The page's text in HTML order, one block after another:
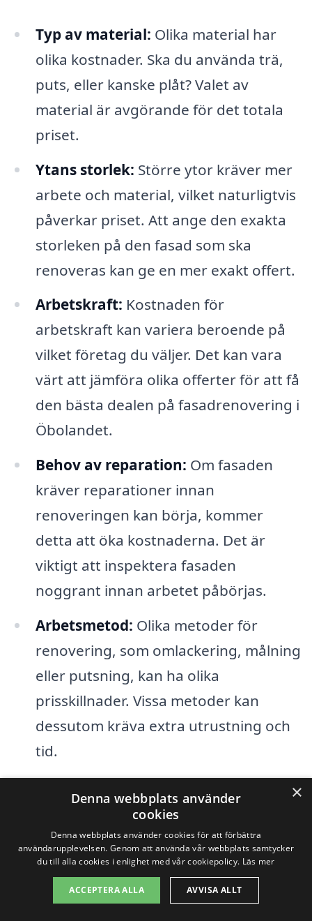
Typ av material: Olika material har
olika kostnader. Ska du använda trä,
puts, eller kanske plåt? Valet av
material är avgörande för det totala
priset.
Ytans storlek: Större ytor kräver mer
arbete och material, vilket naturligtvis
påverkar priset. Att ange den exakta
storleken på den fasad som ska
renoveras kan ge en mer exakt offert.
Arbetskraft: Kostnaden för
arbetskraft kan variera beroende på
vilket företag du väljer. Det kan vara
värt att jämföra olika offerter för att få
den bästa dealen på fasadrenovering i
Öbolandet.
Behov av reparation: Om fasaden
kräver reparationer innan
renoveringen kan börja, kommer
detta att öka kostnaderna. Det är
viktigt att inspektera fasaden
noggrant innan arbetet påbörjas.
Arbetsmetod: Olika metoder för
renovering, som omlackering, målning
eller putsning, kan ha olika
prisskillnader. Vissa metoder kan
dessutom kräva extra utrustning och
tid.
När du planerar en fasadrenovering i
Öbolandet är det viktigt att också tänka
på långsiktiga kostnader. En högkvalitativ
renovering kan spara pengar på lång sikt
genom att minska behovet av framtida
×
Denna webbplats använder
cookies
Denna webbplats använder cookies för att förbättra
användarupplevelsen. Genom att använda vår webbplats samtycker
du till alla cookies i enlighet med vår cookiepolicy. Läs mer
ACCEPTERA ALLA AVVISA ALLT